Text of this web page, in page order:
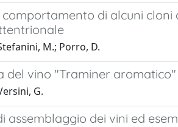
comportamento di alcuni
M.; Porro, D.
del vino "Traminer
G.
assemblaggio dei vini ed